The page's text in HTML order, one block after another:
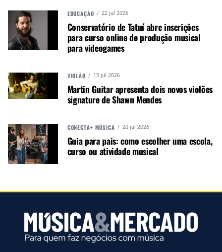
Ele vem com cordas de nylon, pele Remo
Weatherking Banjo, fundo e laterais em mogno
natural, uma ponte flutuante e uma bolsa de
transporte para banjolele personalizada. O preço
Unidos, lembrando que o modelo Black Maple
está disponível a US$ 379 dólares. Será que é tão
bom assim e a esse preço?
EDUCAÇÃO 22 jul 2026
Conservatório de Tatuí abre inscrições
para curso online de produção musical
para videogames
VIOLÃO 15 jul 2026
Martin Guitar apresenta dois novos violões
signature de Shawn Mendes
CONECTA+ MÚSICA 20 jul 2026
Guia para pais: como escolher uma escola,
curso ou atividade musical